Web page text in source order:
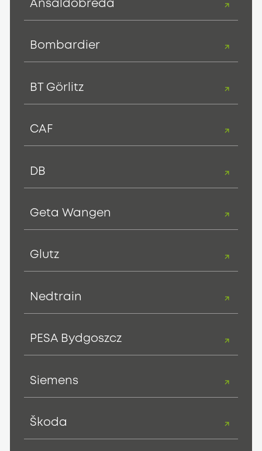
Ansaldobreda
Bombardier
BT Görlitz
CAF
DB
Geta Wangen
Glutz
Nedtrain
PESA Bydgoszcz
Siemens
Škoda